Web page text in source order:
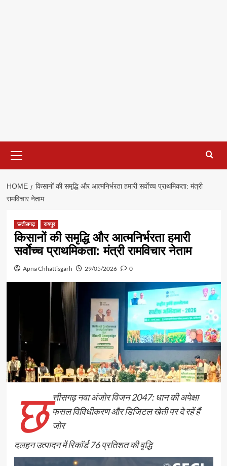
Menu
HOME
किसानों की समृद्धि और आत्मनिर्भरता हमारी सर्वाेच्च प्राथमिकता: मंत्री
रामविचार नेताम
छत्तीसगढ़ रायपुर
किसानों की समृद्धि और आत्मनिर्भरता हमारी
सर्वाेच्च प्राथमिकता: मंत्री रामविचार नेताम
Apna Chhattisgarh 29/05/2026 0
छ त्तीसगढ़ नवा अंजोर विजन 2047: धान की अपेक्षा
फसल विविधीकरण और डिजिटल खेती पर दे रहें हैं
जोर
दलहन उत्पादन में रिकॉर्ड 76 प्रतिशत की वृद्धि